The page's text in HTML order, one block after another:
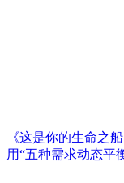
《这是你的生命之
用“五种需求动态平